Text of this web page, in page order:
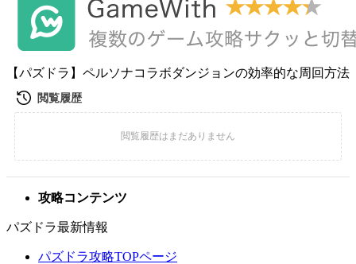
【パズドラ】ペルソナコラボダンジョンの効率的な周回方法
攻略コンテンツ
パズドラ最新情報
パズドラ攻略TOPページ